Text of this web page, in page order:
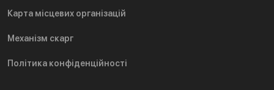
Карта місцевих організацій
Механізм скарг
Політика конфіденційності